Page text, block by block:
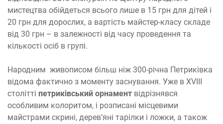
мистецтва обійдеться всього лише в 15 грн для дітей і
20 грн для дорослих, а вартість майстер-класу складе
від 30 грн – в залежності від часу проведення та
кількості осіб в групі.
Народним живописом більш ніж 300-річна Петриківка
відома фактично з моменту заснування. Уже в XVIII
столітті петриківський орнамент відрізнявся
особливим колоритом, і розписані місцевими
майстрами скрині, дерев’яні тарілки і ложки, а також